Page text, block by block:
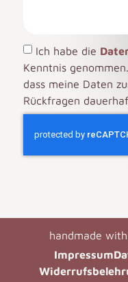
Ich habe die
Kenntnis
dass meine Daten
Rückfragen
handmade
Impressum